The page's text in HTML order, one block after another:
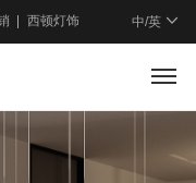
中/英
西顿灯饰